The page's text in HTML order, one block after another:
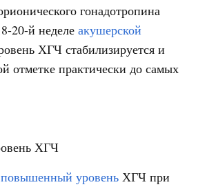
гонадотропина
20-й неделе акушерской
ХГЧ стабилизируется и
отметке практически до самых
ХГЧ
повышенный уровень ХГЧ при